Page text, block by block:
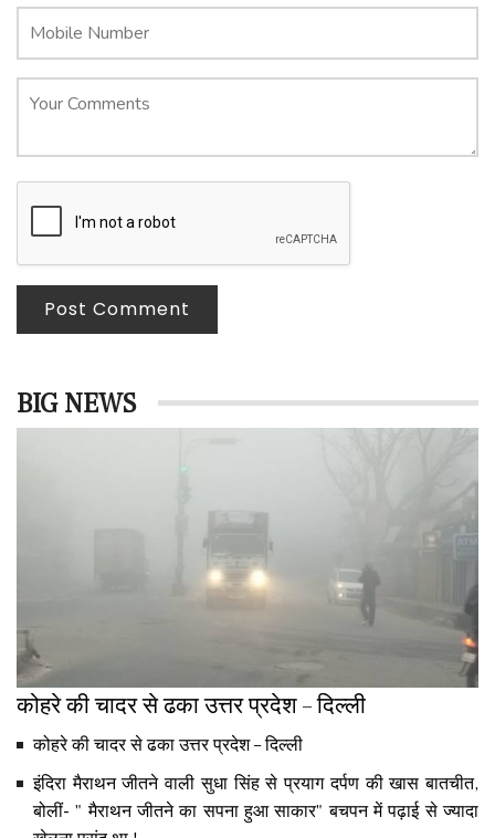
Post Comment
BIG NEWS
कोहरे की चादर से ढका उत्तर प्रदेश – दिल्ली
कोहरे की चादर से ढका उत्तर प्रदेश – दिल्ली
इंदिरा मैराथन जीतने वाली सुधा सिंह से प्रयाग दर्पण की खास बातचीत,
बोलीं- " मैराथन जीतने का सपना हुआ साकार" बचपन में पढ़ाई से ज्यादा